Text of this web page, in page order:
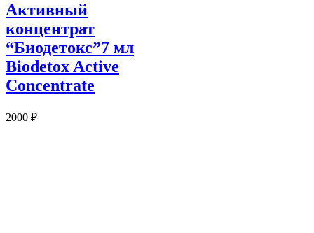
Активный
концентрат
“Биодетокс”7 мл
Biodetox Active
Concentrate
2000 ₽